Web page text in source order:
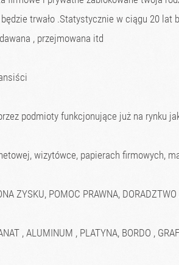
trwało .Statystycznie w ciągu 20
, przejmowana itd
podmioty funkcjonujące już na rynku
wizytówce, papierach firmowych,
ZYSKU, POMOC PRAWNA, DORADZTWO
, ALUMINUM , PLATYNA, BORDO ,